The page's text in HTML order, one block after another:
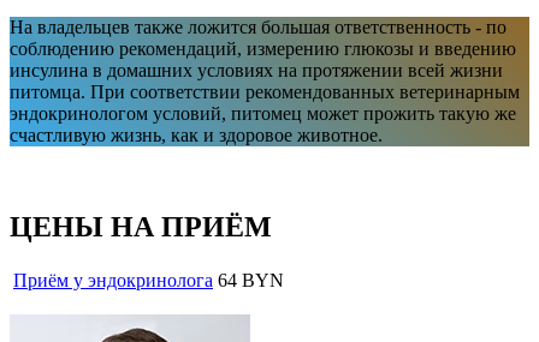
На владельцев также ложится большая ответственность - по
соблюдению рекомендаций, измерению глюкозы и введению
инсулина в домашних условиях на протяжении всей жизни
питомца. При соответствии рекомендованных ветеринарным
эндокринологом условий, питомец может прожить такую же
счастливую жизнь, как и здоровое животное.
ЦЕНЫ НА ПРИЁМ
Приём у эндокринолога 64 BYN